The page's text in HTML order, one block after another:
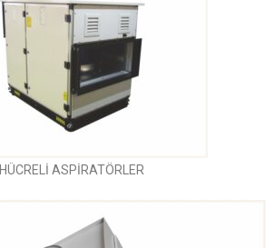
HÜCRELİ ASPİRATÖRLER